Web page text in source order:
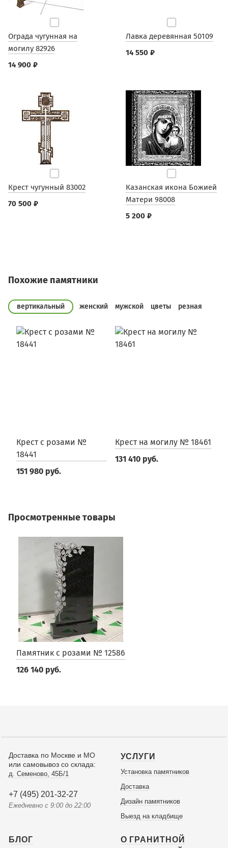
Ограда чугунная на
могилу 82926
14 900 ₽
Лавка деревянная 50109
14 550 ₽
Крест чугунный 83002
70 500 ₽
Казанская икона Божией
Матери 98008
5 200 ₽
Похожие памятники
вертикальный женский мужской цветы резная
Крест с розами №
18441
151 980 руб.
Крест на могилу № 18461
131 410 руб.
Просмотренные товары
Памятник с розами № 12586
126 140 руб.
Доставка по Москве и МО
или самовывоз со склада:
д. Семеново, 45Б/1
+7 (495) 201-32-27
Ежедневно с 9:00 до 22:00
УСЛУГИ
Установка памятников
Доставка
Дизайн памятников
Выезд на кладбище
БЛОГ
О ГРАНИТНОЙ